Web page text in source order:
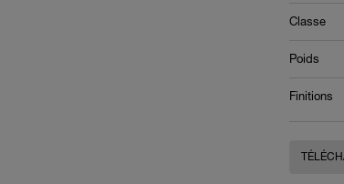
Classe
Poids
Finitions